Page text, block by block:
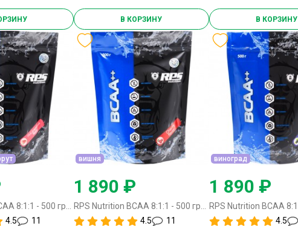
В КОРЗИНУ В КОРЗИНУ
4.5
11
вишня
1 890 ₽
4.5
11
виноград
1 890 ₽
4.5